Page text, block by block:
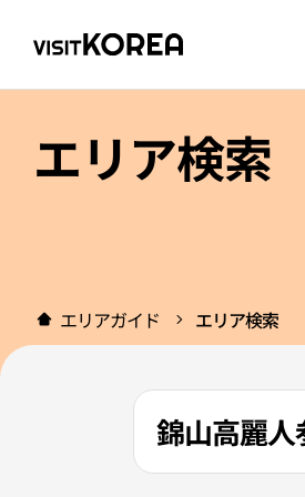
エリア検索
エリアガイド エリア検索
錦山高麗人